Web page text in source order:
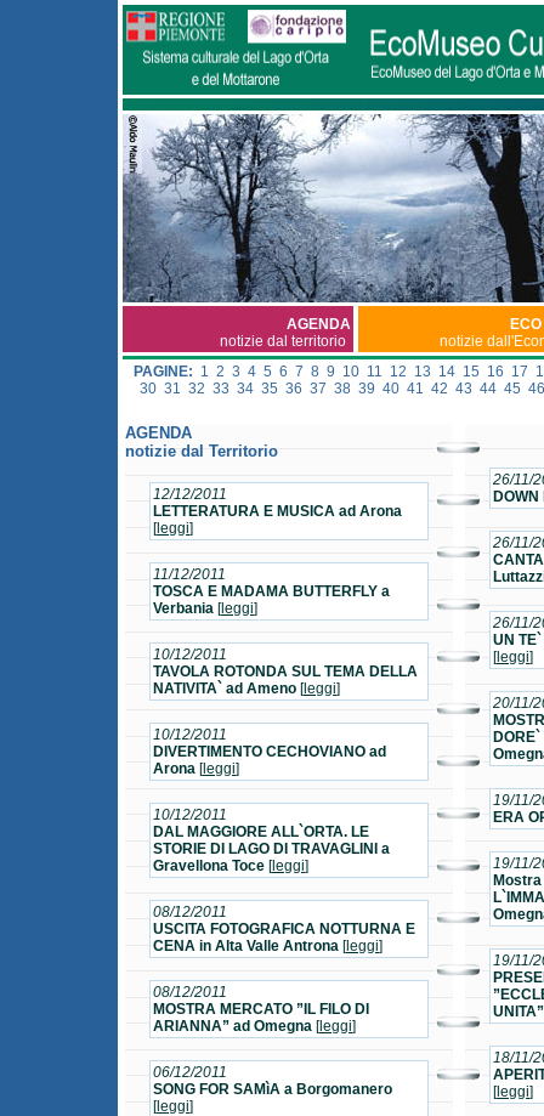
AGENDA
notizie dal territorio
notizie
PAGINE: 1 2 3 4 5 6 7 8 9 10 11 12 13 14 15 16 17
30 31 32 33 34 35 36 37 38 39 40 41 42 43 44 45 46
AGENDA
notizie dal Territorio
12/12/2011
LETTERATURA E MUSICA ad Arona
[leggi]
11/12/2011
TOSCA E MADAMA BUTTERFLY a
Verbania [leggi]
10/12/2011
TAVOLA ROTONDA SUL TEMA DELLA
NATIVITA` ad Ameno [leggi]
10/12/2011
DIVERTIMENTO CECHOVIANO ad
Arona [leggi]
10/12/2011
DAL MAGGIORE ALL`ORTA. LE
STORIE DI LAGO DI TRAVAGLINI a
Gravellona Toce [leggi]
08/12/2011
USCITA FOTOGRAFICA NOTTURNA E
CENA in Alta Valle Antrona [leggi]
08/12/2011
MOSTRA MERCATO ”IL FILO DI
ARIANNA” ad Omegna [leggi]
06/12/2011
SONG FOR SAMìA a Borgomanero
[leggi]
26/11/
26/11/
26/11/
UN
[leggi]
20/11/
19/11/
ERA
19/11/
19/11/
18/11/
[leggi]